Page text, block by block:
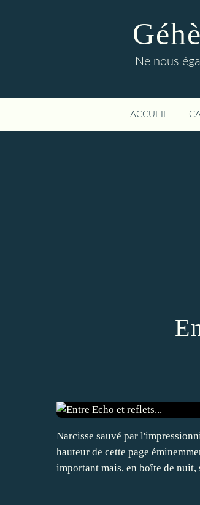
Ne nous
ACCUEIL
Narcisse sauvé par
hauteur de cette page
important mais, en boîte de nuit,